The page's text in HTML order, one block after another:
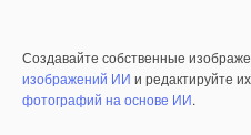
Создавайте собственные
изображений ИИ и редактируйте
фотографий на основе ИИ.